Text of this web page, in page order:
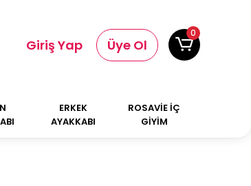
Giriş Yap Üye Ol
0
ERKEK
AYAKKABI
ROSAVİE İÇ
GİYİM